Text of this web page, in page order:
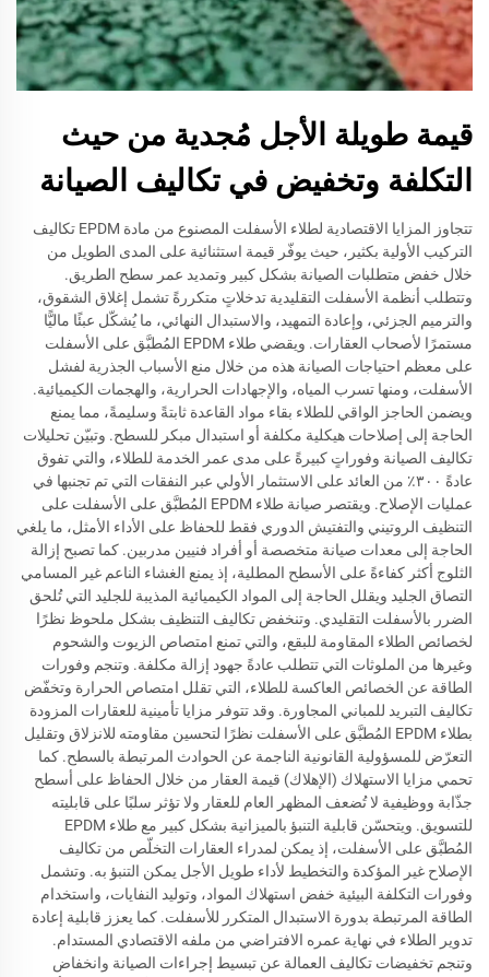
قيمة طويلة الأجل مُجدية من حيث
التكلفة وتخفيض في تكاليف الصيانة
تتجاوز المزايا الاقتصادية لطلاء الأسفلت المصنوع من مادة EPDM تكاليف
التركيب الأولية بكثير، حيث يوفّر قيمة استثنائية على المدى الطويل من
خلال خفض متطلبات الصيانة بشكل كبير وتمديد عمر سطح الطريق.
وتتطلب أنظمة الأسفلت التقليدية تدخلاتٍ متكررةً تشمل إغلاق الشقوق،
والترميم الجزئي، وإعادة التمهيد، والاستبدال النهائي، ما يُشكّل عبئًا ماليًّا
مستمرًا لأصحاب العقارات. ويقضي طلاء EPDM المُطبَّق على الأسفلت
على معظم احتياجات الصيانة هذه من خلال منع الأسباب الجذرية لفشل
الأسفلت، ومنها تسرب المياه، والإجهادات الحرارية، والهجمات الكيميائية.
ويضمن الحاجز الواقي للطلاء بقاء مواد القاعدة ثابتةً وسليمةً، مما يمنع
الحاجة إلى إصلاحات هيكلية مكلفة أو استبدال مبكر للسطح. وتبيّن تحليلات
تكاليف الصيانة وفوراتٍ كبيرةً على مدى عمر الخدمة للطلاء، والتي تفوق
عادةً ٣٠٠٪ من العائد على الاستثمار الأولي عبر النفقات التي تم تجنبها في
عمليات الإصلاح. ويقتصر صيانة طلاء EPDM المُطبَّق على الأسفلت على
التنظيف الروتيني والتفتيش الدوري فقط للحفاظ على الأداء الأمثل، ما يلغي
الحاجة إلى معدات صيانة متخصصة أو أفراد فنيين مدربين. كما تصبح إزالة
الثلوج أكثر كفاءةً على الأسطح المطلية، إذ يمنع الغشاء الناعم غير المسامي
التصاق الجليد ويقلل الحاجة إلى المواد الكيميائية المذيبة للجليد التي تُلحق
الضرر بالأسفلت التقليدي. وتنخفض تكاليف التنظيف بشكل ملحوظ نظرًا
لخصائص الطلاء المقاومة للبقع، والتي تمنع امتصاص الزيوت والشحوم
وغيرها من الملوثات التي تتطلب عادةً جهود إزالة مكلفة. وتنجم وفورات
الطاقة عن الخصائص العاكسة للطلاء، التي تقلل امتصاص الحرارة وتخفّض
تكاليف التبريد للمباني المجاورة. وقد تتوفر مزايا تأمينية للعقارات المزودة
بطلاء EPDM المُطبَّق على الأسفلت نظرًا لتحسين مقاومته للانزلاق وتقليل
التعرّض للمسؤولية القانونية الناجمة عن الحوادث المرتبطة بالسطح. كما
تحمي مزايا الاستهلاك (الإهلاك) قيمة العقار من خلال الحفاظ على أسطح
جذّابة ووظيفية لا تُضعف المظهر العام للعقار ولا تؤثر سلبًا على قابليته
للتسويق. ويتحسّن قابلية التنبؤ بالميزانية بشكل كبير مع طلاء EPDM
المُطبَّق على الأسفلت، إذ يمكن لمدراء العقارات التخلّص من تكاليف
الإصلاح غير المؤكدة والتخطيط لأداء طويل الأجل يمكن التنبؤ به. وتشمل
وفورات التكلفة البيئية خفض استهلاك المواد، وتوليد النفايات، واستخدام
الطاقة المرتبطة بدورة الاستبدال المتكرر للأسفلت. كما يعزز قابلية إعادة
تدوير الطلاء في نهاية عمره الافتراضي من ملفه الاقتصادي المستدام.
وتنجم تخفيضات تكاليف العمالة عن تبسيط إجراءات الصيانة وانخفاض